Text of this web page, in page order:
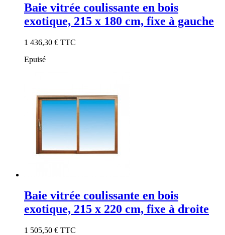
Baie vitrée coulissante en bois
exotique, 215 x 180 cm, fixe à gauche
1 436,30 € TTC
Epuisé
Baie vitrée coulissante en bois
exotique, 215 x 220 cm, fixe à droite
1 505,50 € TTC